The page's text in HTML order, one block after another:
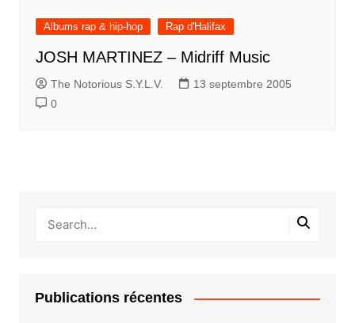
Albums rap & hip-hop Rap d'Halifax
JOSH MARTINEZ – Midriff Music
The Notorious S.Y.L.V.
13 septembre 2005
0
Publications récentes